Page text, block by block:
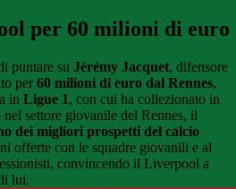
per 60 milioni di euro
puntare su Jérémy Jacquet, difensore
per 60 milioni di euro dal Rennes,
in Ligue 1, con cui ha collezionato in
nel settore giovanile del Rennes, il
dei migliori prospetti del calcio
offerte con le squadre giovanili e al
convincendo il Liverpool a
lui.